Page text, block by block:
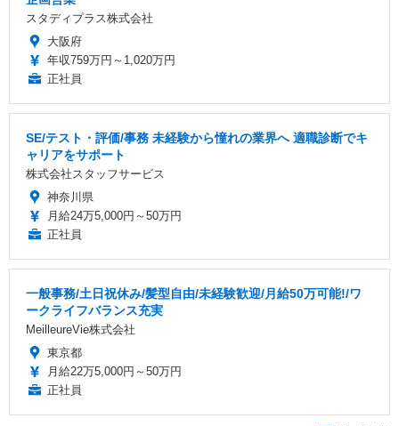
スタディプラス株式会社
大阪府
年収759万円～1,020万円
正社員
SE/テスト・評価/事務 未経験から憧れの業界へ 適職診断でキ
ャリアをサポート
株式会社スタッフサービス
神奈川県
月給24万5,000円～50万円
正社員
一般事務/土日祝休み/髪型自由/未経験歓迎/月給50万可能!/ワ
ークライフバランス充実
MeilleureVie株式会社
東京都
月給22万5,000円～50万円
正社員